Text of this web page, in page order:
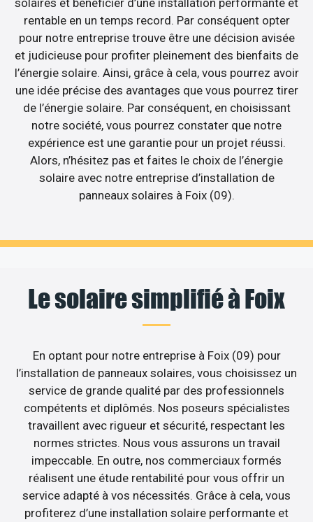
solaires et bénéficier d’une installation performante et
rentable en un temps record. Par conséquent opter
pour notre entreprise trouve être une décision avisée
et judicieuse pour profiter pleinement des bienfaits de
l’énergie solaire. Ainsi, grâce à cela, vous pourrez avoir
une idée précise des avantages que vous pourrez tirer
de l’énergie solaire. Par conséquent, en choisissant
notre société, vous pourrez constater que notre
expérience est une garantie pour un projet réussi.
Alors, n’hésitez pas et faites le choix de l’énergie
solaire avec notre entreprise d’installation de
panneaux solaires à Foix (09).
Le solaire simplifié à Foix
En optant pour notre entreprise à Foix (09) pour
l’installation de panneaux solaires, vous choisissez un
service de grande qualité par des professionnels
compétents et diplômés. Nos poseurs spécialistes
travaillent avec rigueur et sécurité, respectant les
normes strictes. Nous vous assurons un travail
impeccable. En outre, nos commerciaux formés
réalisent une étude rentabilité pour vous offrir un
service adapté à vos nécessités. Grâce à cela, vous
profiterez d’une installation solaire performante et